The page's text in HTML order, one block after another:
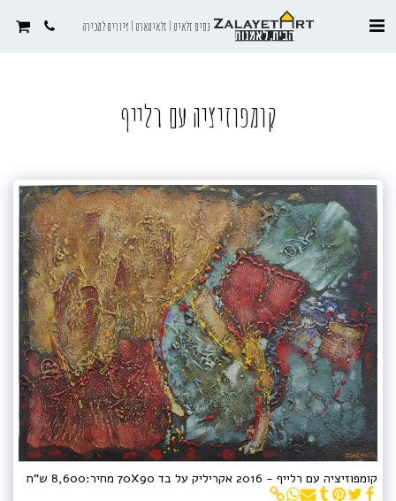
נסים זלאיט | זלאיטארט | ציורים למכירה
קומפוזיציה עם רלייף
קומפוזיציה עם רלייף - 2016 אקריליק על בד 70X90 מחיר:8,600 ש"ח